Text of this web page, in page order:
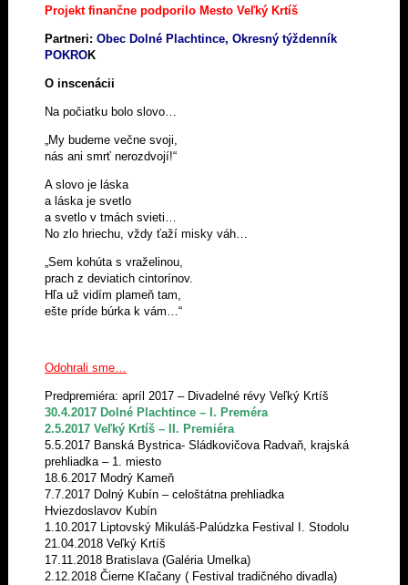
Projekt finančne podporilo Mesto Veľký Krtíš
Partneri: Obec Dolné Plachtince, Okresný týždenník
POKROK
O inscenácii
Na počiatku bolo slovo…
„My budeme večne svoji,
nás ani smrť nerozdvojí!“
A slovo je láska
a láska je svetlo
a svetlo v tmách svieti…
No zlo hriechu, vždy ťaží misky váh…
„Sem kohúta s vraželinou,
prach z deviatich cintorínov.
Hľa už vidím plameň tam,
ešte príde búrka k vám…“
Odohrali sme…
Predpremiéra: apríl 2017 – Divadelné révy Veľký Krtíš
30.4.2017 Dolné Plachtince – I. Preméra
2.5.2017 Veľký Krtíš – II. Premiéra
5.5.2017 Banská Bystrica- Sládkovičova Radvaň, krajská
prehliadka – 1. miesto
18.6.2017 Modrý Kameň
7.7.2017 Dolný Kubín – celoštátna prehliadka
Hviezdoslavov Kubín
1.10.2017 Liptovský Mikuláš-Palúdzka Festival I. Stodolu
21.04.2018 Veľký Krtíš
17.11.2018 Bratislava (Galéria Umelka)
2.12.2018 Čierne Kľačany ( Festival tradičného divadla)